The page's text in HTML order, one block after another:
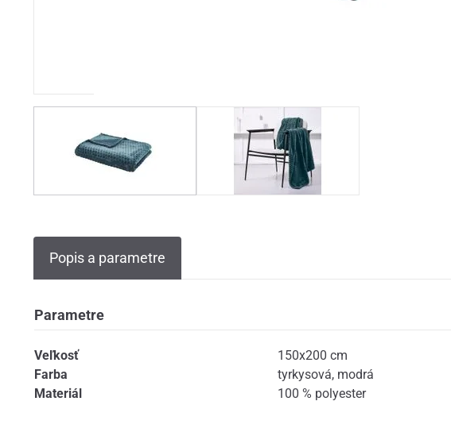
Popis a parametre
Parametre
Veľkosť
150x200 cm
Farba
tyrkysová, modrá
Materiál
100 % polyester